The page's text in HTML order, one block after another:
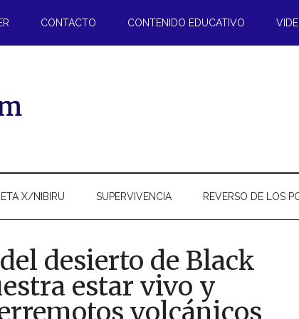
CONTACTO CONTENIDO EDUCATIVO
X/NIBIRU SUPERVIVENCIA REVERSO DE LOS
desierto de Black
estar vivo y
volcánicos